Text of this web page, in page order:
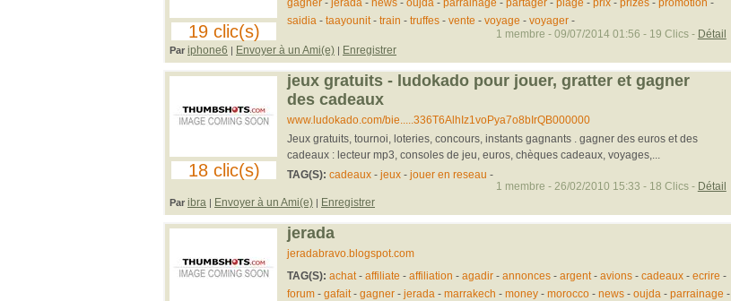
19 clic(s)
gagner jerada news oujda parrainage partager plage prix prizes promotion
saidia - taayounit- train - truffes- vente - voyage - voyager-
Par iphone6 | Envoyer à un Ami(e) | Enregistrer
1 membre - 09/07/2014 01:56 - 19 Clics - Détail
18 clic(s)
jeux gratuits - ludokado pour jouer, gratter et gagner
des cadeaux
www.ludokado.com/bie.....336T6AlhIz1voPya7o8bIrQB000000
Jeux gratuits, tournoi, loteries, concours, instants gagnants . gagner des euros et des
cadeaux : lecteur mp3, consoles de jeu, euros, chèques cadeaux, voyages,...
TAG(S): cadeaux- jeux- jouer en reseau -
Par ibra | Envoyer à un Ami(e) | Enregistrer
1 membre - 26/02/2010 15:33 - 18 Clics - Détail
jerada
jeradabravo.blogspot.com
TAG(S): achat- affiliate - affiliation - agadir- annonces- argent- avions- cadeaux- ecrire -
forum- gafait- gagner- jerada - marrakech - money- morocco- news- oujda - parrainage -